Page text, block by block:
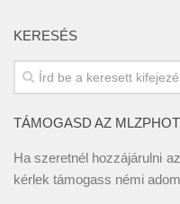
KERESÉS
TÁMOGASD AZ
Ha szeretnél hozzájárulni
kérlek támogass némi